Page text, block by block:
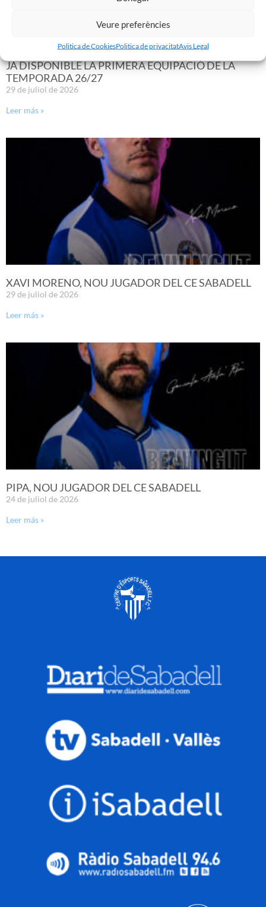
Veure preferències
Politica de CookiesPolitica de privacitatAvis Legal
JA DISPONIBLE LA PRIMERA EQUIPACIÓ DE LA
TEMPORADA 26/27
29 de juliol de 2026
Leer más »
XAVI MORENO, NOU JUGADOR DEL CE SABADELL
29 de juliol de 2026
Leer más »
PIPA, NOU JUGADOR DEL CE SABADELL
24 de juliol de 2026
Leer más »